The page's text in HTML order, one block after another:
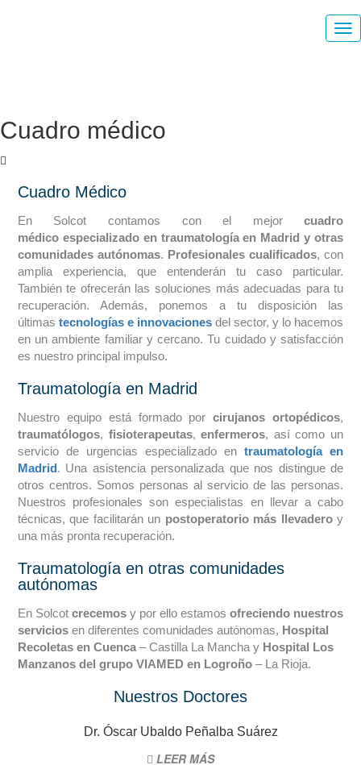
Cuadro médico
Cuadro Médico
En Solcot contamos con el mejorcuadro
médico especializado en traumatología en Madrid y otras
comunidades autónomas. Profesionales cualificados, con
amplia experiencia, que entenderán tu caso particular.
También te ofrecerán las soluciones más adecuadas para tu
recuperación. Además, ponemos a tu disposición las
últimas tecnologías e innovacionesdel sector, y lo hacemos
en un ambiente familiar y cercano. Tu cuidado y satisfacción
es nuestro principal impulso.
Traumatología en Madrid
Nuestro equipo está formado porcirujanos ortopédicos,
traumatólogos, fisioterapeutas,enfermeros, así como un
servicio de urgencias especializado entraumatología en
Madrid. Una asistencia personalizada que nos distingue de
otros centros. Somos personas al servicio de las personas.
Nuestros profesionales son especialistas en llevar a cabo
técnicas, que facilitarán un postoperatorio más llevaderoy
una más pronta recuperación.
Traumatología en otras comunidades
autónomas
En Solcot crecemosy por ello estamos ofreciendo nuestros
serviciosen diferentes comunidades autónomas, Hospital
Recoletas en Cuenca– Castilla La Mancha y Hospital Los
Manzanos del grupo VIAMED en Logroño– La Rioja.
Nuestros Doctores
Dr. Óscar Ubaldo Peñalba Suárez
LEER MÁS